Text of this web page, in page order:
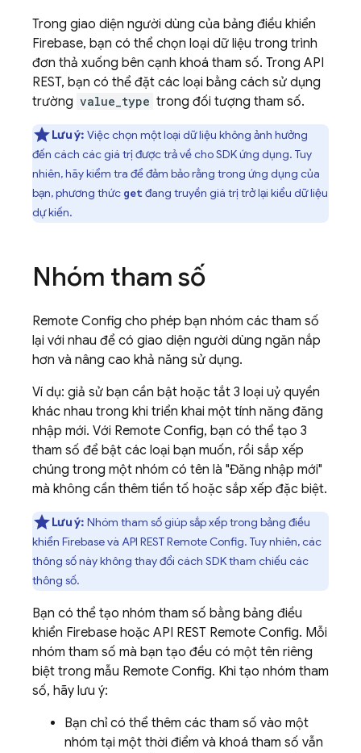
Trong giao diện người dùng của bảng điều khiển
Firebase, bạn có thể chọn loại dữ liệu trong trình
đơn thả xuống bên cạnh khoá tham số. Trong API
REST, bạn có thể đặt các loại bằng cách sử dụng
trường value_type trong đối tượng tham số.
Lưu ý: Việc chọn một loại dữ liệu không ảnh hưởng
đến cách các giá trị được trả về cho SDK ứng dụng. Tuy
nhiên, hãy kiểm tra để đảm bảo rằng trong ứng dụng của
bạn, phương thức getđang truyền giá trị trở lại kiểu dữ liệu
dự kiến.
Nhóm tham số
Remote Config cho phép bạn nhóm các tham số
lại với nhau để có giao diện người dùng ngăn nắp
hơn và nâng cao khả năng sử dụng.
Ví dụ: giả sử bạn cần bật hoặc tắt 3 loại uỷ quyền
khác nhau trong khi triển khai một tính năng đăng
nhập mới. Với Remote Config, bạn có thể tạo 3
tham số để bật các loại bạn muốn, rồi sắp xếp
chúng trong một nhóm có tên là "Đăng nhập mới"
mà không cần thêm tiền tố hoặc sắp xếp đặc biệt.
Lưu ý: Nhóm tham số giúp sắp xếp trong bảng điều
khiển Firebasevà API RESTRemote Config. Tuy nhiên, các
thông số này không thay đổi cách SDK tham chiếu các
thông số.
Bạn có thể tạo nhóm tham số bằng bảng điều
khiển Firebase hoặc API REST Remote Config. Mỗi
nhóm tham số mà bạn tạo đều có một tên riêng
biệt trong mẫu Remote Config. Khi tạo nhóm tham
số, hãy lưu ý:
Bạn chỉ có thể thêm các tham số vào một
nhóm tại một thời điểm và khoá tham số vẫn